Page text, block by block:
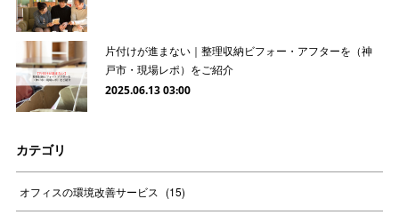
片付けが進まない｜整理収納ビフォー・アフターを（神
戸市・現場レポ）をご紹介
2025.06.13 03:00
カテゴリ
オフィスの環境改善サービス (15)